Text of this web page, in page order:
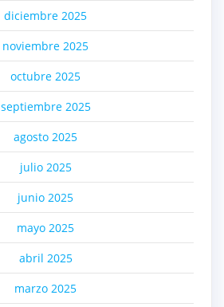
diciembre 2025
noviembre 2025
octubre 2025
septiembre 2025
agosto 2025
julio 2025
junio 2025
mayo 2025
abril 2025
marzo 2025